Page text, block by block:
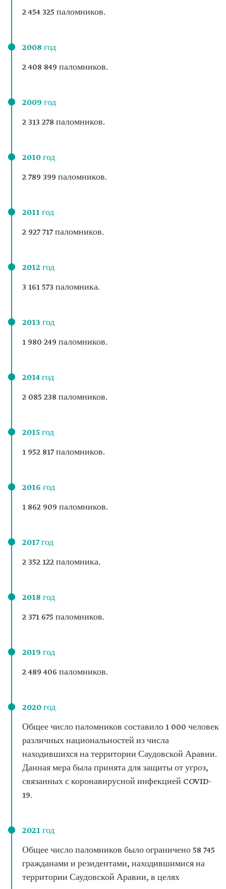
2 454 325 паломников.
2008 год
2 408 849 паломников.
2009 год
2 313 278 паломников.
2010 год
2 789 399 паломников.
2011 год
2 927 717 паломников.
2012 год
3 161 573 паломника.
2013 год
1 980 249 паломников.
2014 год
2 085 238 паломников.
2015 год
1 952 817 паломников.
2016 год
1 862 909 паломников.
2017 год
2 352 122 паломника.
2018 год
2 371 675 паломников.
2019 год
2 489 406 паломников.
2020 год
Общее число паломников составило 1 000 человек
различных национальностей из числа
находившихся на территории Саудовской Аравии.
Данная мера была принята для защиты от угроз,
связанных с коронавирусной инфекцией COVID-
19.
2021 год
Общее число паломников было ограничено 58 745
гражданами и резидентами, находившимися на
территории Саудовской Аравии, в целях